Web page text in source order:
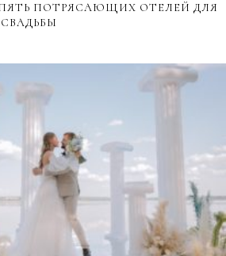
ПОТРЯСАЮЩИХ ОТЕЛЕЙ ДЛЯ